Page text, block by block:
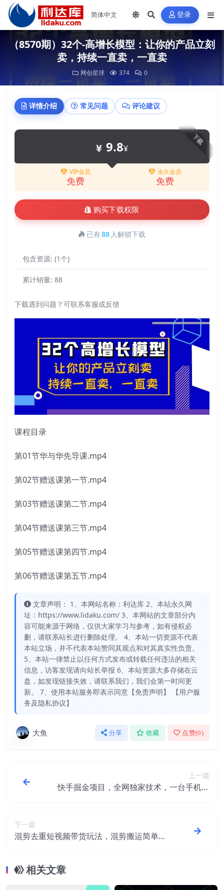
登录
（8570期）32个-高增长模型：让你的产品立刻
卖，持续一直卖，一直卖
网创星球 374 0
详情介绍 常见问题 评论建议
下载
9.8¥
VIP会员
免费
永久会员
免费
购买下载权限
已有88 人解锁下载
包含资源: (1个)
累计销量: 88
下载遇到问题？可联系客服或反馈
课程目录
第01节华与华先导课.mp4
第02节赠送课第一节.mp4
第03节赠送课第二节.mp4
第04节赠送课第三节.mp4
第05节赠送课第四节.mp4
第06节赠送课第五节.mp4
文章声明： 1、本网站名称：利达库 2、本站永久网
址：https://www.lidaku.com/ 3、本网站的文章部分内
容可能来源于网络，仅供大家学习与参考，如有侵权必
删，请联系站长进行删除处理。 4、本站一切资源不代表
本站立场，并不代表本站赞同其观点和对其真实性负责。
5、本站一律禁止以任何方式发布或转载任何违法的相关
信息，访客发现请向站长举报 6、本站资源大多存储在云
盘，如发现链接失效，请联系我们，我们会第一时间更
新。 7、使用本站服务即表示同意【免责声明】 【用户服
务及隐私协议】
大鱼 分享 收藏 点赞(0)
上一篇
快手掘金项目，全网独家技术，一台手机，
下一篇
混剪去重短视频带货玩法，混剪搬运简单过
相关文章